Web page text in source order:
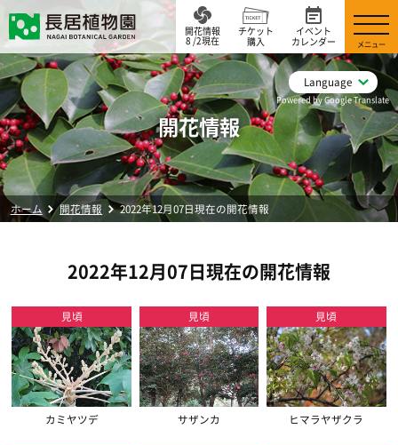
Language
Powered by Google Translate
開花情報
8 /2現在
チケット
購入
イベント
カレンダー
メニュー
開花情報
ホーム 開花情報 2022年12月07日現在の開花情報
2022年12月07日現在の開花情報
見頃
カミヤツデ
見頃
サザンカ
見頃
ヒマラヤザクラ